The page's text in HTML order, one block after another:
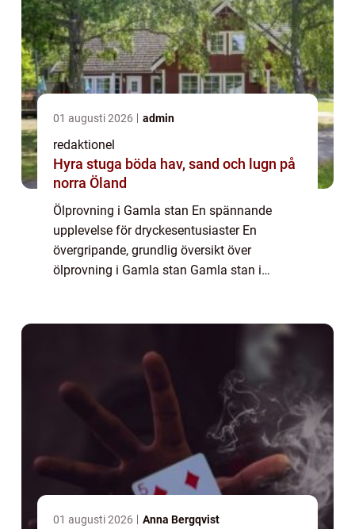
01 augusti 2026 admin
redaktionel
Hyra stuga böda hav, sand och lugn på
norra Öland
Ölprovning i Gamla stan En spännande
upplevelse för dryckesentusiaster En
övergripande, grundlig översikt över
ölprovning i Gamla stan Gamla stan i
01 augusti 2026 Anna Bergqvist